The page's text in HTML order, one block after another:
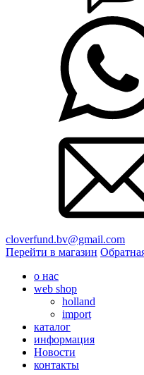
cloverfund.bv@gmail.com
Перейти в магазин
о нас
web shop
holland
import
каталог
информация
Новости
контакты